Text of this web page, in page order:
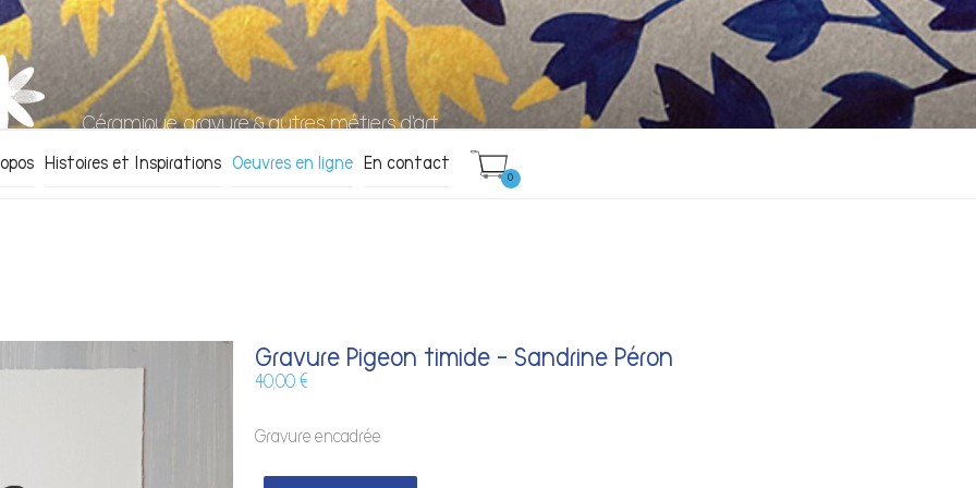
Céramique, gravure & autres métiers d'art
Histoires et Inspirations Oeuvres en ligne En contact
0
Gravure Pigeon timide – Sandrine Péron
40,00 €
Gravure encadrée